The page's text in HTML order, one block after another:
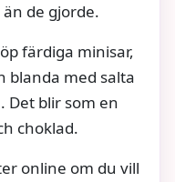
de gjorde.
färdiga minisar,
blanda med salta
Det blir som en
choklad.
online om du vill